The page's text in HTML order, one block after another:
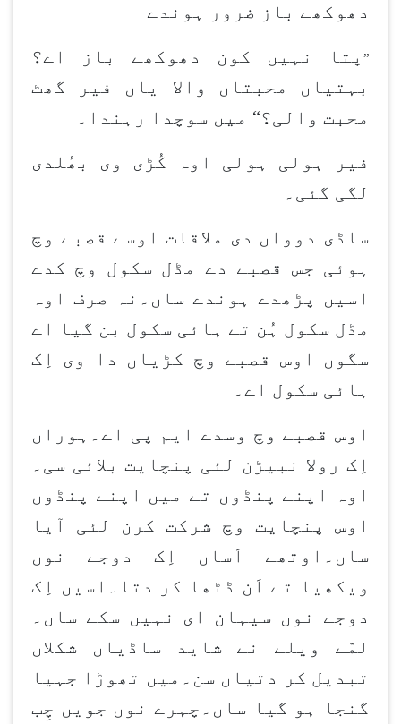
دھوکھے باز ضرور ہوندے
” پتا نہیں کون دھوکھے باز اے؟
بہتیاں محبتاں والا یاں فیر گھٹ
محبت والی؟“ میں سوچدا رہندا۔
فیر ہولی ہولی اوہ کُڑی وی بھُلدی
لگی گئی۔
ساڈی دوواں دی ملاقات اوسے قصبے وچ
ہوئی جس قصبے دے مڈل سکول وچ کدے
اسیں پڑھدے ہوندے ساں۔نہ صرف اوہ
مڈل سکول ہُن تے ہائی سکول بن گیا اے
سگوں اوس قصبے وچ کڑیاں دا وی اِک
ہائی سکول اے۔
اوس قصبے وچ وسدے ایم پی اے۔ہوراں
اِک رولا نبیڑن لئی پنچایت بلائی سی۔
اوہ اپنے پنڈوں تے میں اپنے پنڈوں
اوس پنچایت وچ شرکت کرن لئی آیا
ساں۔اوتھے اَساں اِک دوجے نوں
ویکھیا تے اَن ڈٹھا کر دتا۔اسیں اِک
دوجے نوں سیہان ای نہیں سکے ساں۔
لمّے ویلے نے شاید ساڈیاں شکلاں
تبدیل کر دتیاں سن۔میں تھوڑا جہیا
گنجا ہو گیا ساں۔چہرے نوں جویں چِب